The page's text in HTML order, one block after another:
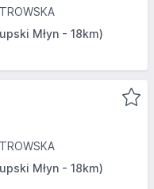
Młyn - 18km)
Młyn - 18km)